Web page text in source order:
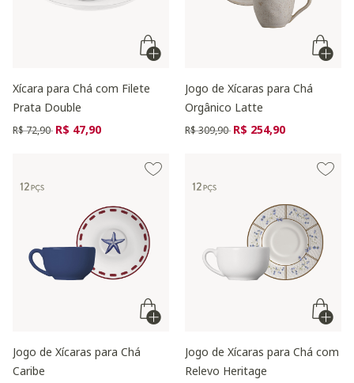
Xícara para Chá com Filete
Prata Double
Preço reduzido de
R$ 72,90 para
R$ 47,90
Jogo de Xícaras para Chá
Orgânico Latte
Preço reduzido de
R$ 309,90 para
R$ 254,90
Jogo de Xícaras para Chá
Caribe
Jogo de Xícaras para Chá com
Relevo Heritage